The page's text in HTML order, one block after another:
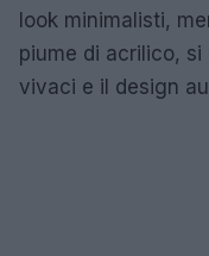
look minimalisti,
piume di acrilico,
vivaci e il design